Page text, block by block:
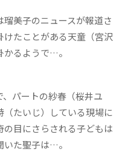
美子のニュースが報道さ
たことがある天童（宮沢
かるようで…。
パートの紗春（桜井ユ
たいじ）している現場に
目にさらされる子どもは
いた聖子は…。